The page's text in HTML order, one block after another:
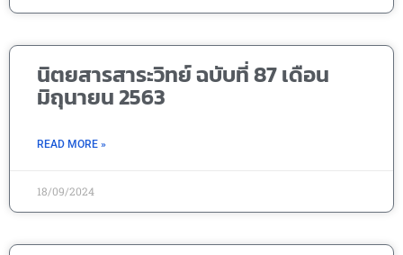
นิตยสารสาระวิทย์ ฉบับที่ 87 เดือน
มิถุนายน 2563
READ MORE »
18/09/2024